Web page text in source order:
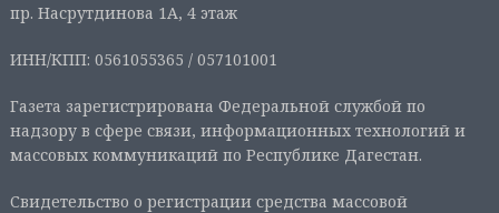
пр. Насрутдинова 1А, 4 этаж
ИНН/КПП: 0561055365 / 057101001
Газета зарегистрирована Федеральной службой по
надзору в сфере связи, информационных технологий и
массовых коммуникаций по Республике Дагестан.
Свидетельство о регистрации средства массовой